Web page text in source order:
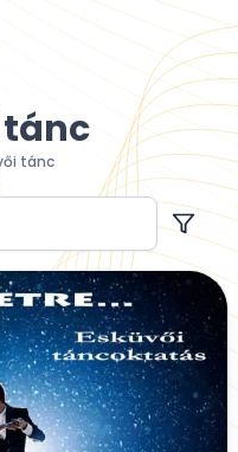
tánc
tánc